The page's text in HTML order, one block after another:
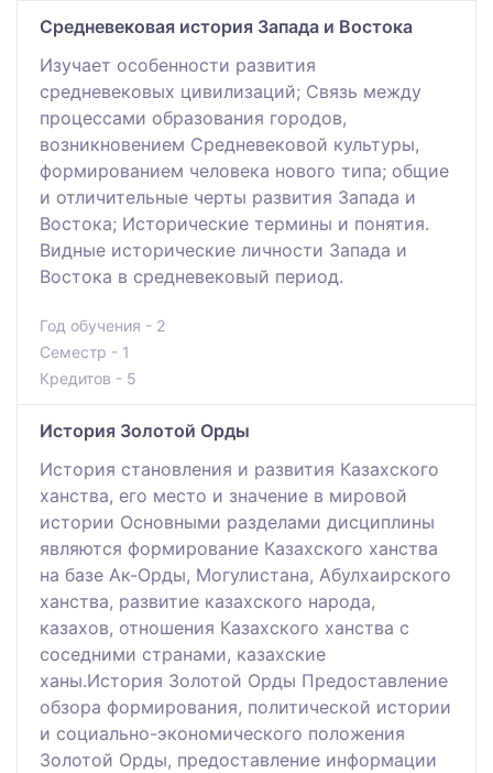
Средневековая история Запада и Востока
Изучает особенности развития
средневековых цивилизаций; Связь между
процессами образования городов,
возникновением Средневековой культуры,
формированием человека нового типа; общие
и отличительные черты развития Запада и
Востока; Исторические термины и понятия.
Видные исторические личности Запада и
Востока в средневековый период.
Год обучения - 2
Семестр - 1
Кредитов - 5
История Золотой Орды
История становления и развития Казахского
ханства, его место и значение в мировой
истории Основными разделами дисциплины
являются формирование Казахского ханства
на базе Ак-Орды, Могулистана, Абулхаирского
ханства, развитие казахского народа,
казахов, отношения Казахского ханства с
соседними странами, казахские
ханы.История Золотой Орды Предоставление
обзора формирования, политической истории
и социально-экономического положения
Золотой Орды, предоставление информации